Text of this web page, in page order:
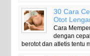
30 Cara
Otot
Cara
dengan
berotot dan atletis tentu